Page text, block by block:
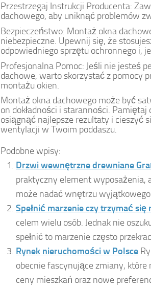
Przestrzegaj Instrukcji Producenta:
dachowego, aby uniknąć problemów
Bezpieczeństwo: Montaż okna
niebezpieczne. Upewnij się, że
odpowiedniego sprzętu ochronnego i,
Profesjonalna Pomoc: Jeśli nie jesteś
dachowe, warto skorzystać z pomocy
montażu okien.
Montaż okna dachowego może być
on dokładności i staranności.
osiągnąć najlepsze rezultaty i cieszyć
wentylacji w Twoim poddaszu.
Podobne wpisy:
Drzwi wewnętrzne drewniane
praktyczny element wyposażenia,
może nadać wnętrzu
Spełnić marzenie czy trzymać się
celem wielu osób. Jednak nie
spełnić to marzenie często
Rynek nieruchomości w Polsce
obecnie fascynujące zmiany,
ceny mieszkań oraz nowe